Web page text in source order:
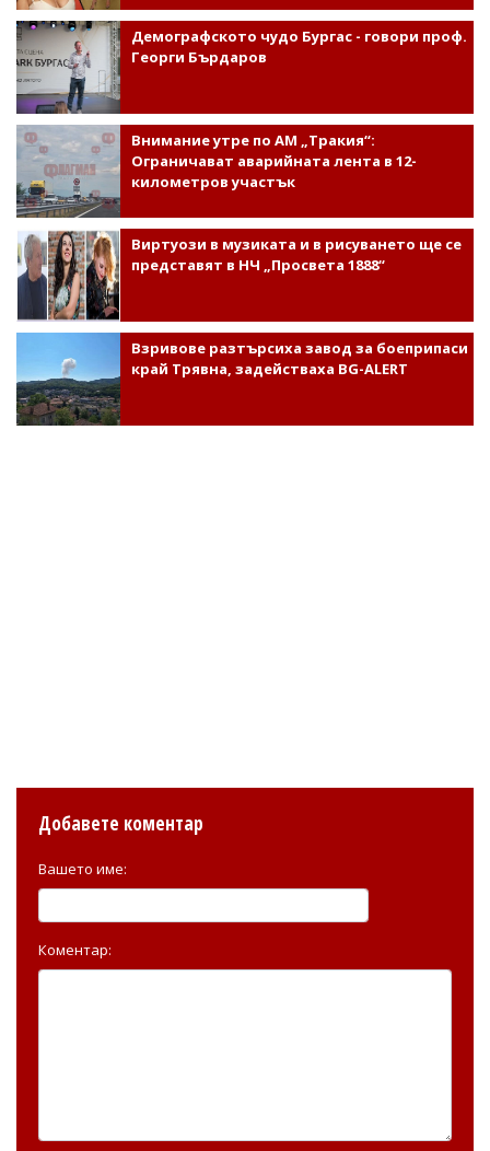
Демографското чудо Бургас - говори проф.
Георги Бърдаров
Внимание утре по АМ „Тракия“:
Ограничават аварийната лента в 12-
километров участък
Виртуози в музиката и в рисуването ще се
представят в НЧ „Просвета 1888“
Взривове разтърсиха завод за боеприпаси
край Трявна, задействаха BG-ALERT
Добавете коментар
Вашето име:
Коментар: